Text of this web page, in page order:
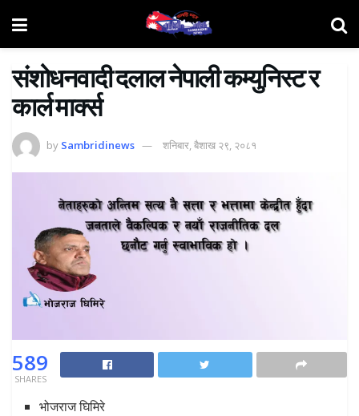
संशोधनवादी दलाल नेपाली कम्युनिस्ट र
कार्ल मार्क्स
by Sambridinews शनिबार, बैशाख २९, २०८१
589
SHARES
भोजराज घिमिरे